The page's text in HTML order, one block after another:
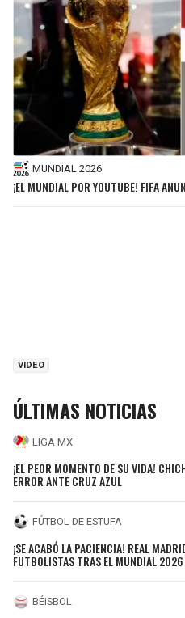
MUNDIAL 2026
¡EL MUNDIAL POR YOUTUBE! FIFA
VIDEO
ÚLTIMAS NOTICIAS
LIGA MX
¡EL PEOR MOMENTO DE SU VIDA!
ERROR ANTE CRUZ AZUL
FÚTBOL DE ESTUFA
¡SE ACABÓ LA PACIENCIA! REAL
FUTBOLISTAS TRAS EL MUNDIAL 2026
BÉISBOL